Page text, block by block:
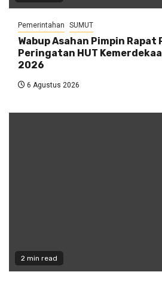
Pemerintahan SUMUT
Wabup Asahan Pimpin
Peringatan HUT
2026
6 Agustus 2026
2 min read